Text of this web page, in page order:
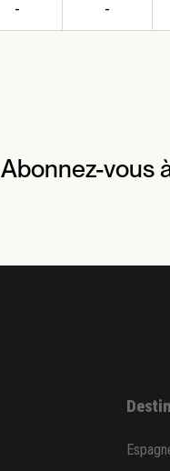
- -
Abonnez-vous